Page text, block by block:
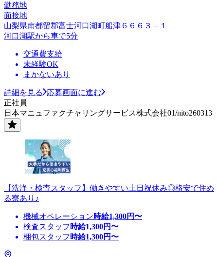
勤務地
面接地
山梨県南都留郡富士河口湖町船津６６６３－１
河口湖駅から車で5分
交通費支給
未経験OK
まかないあり
詳細を見る
応募画面に進む
正社員
日本マニュファクチャリングサービス株式会社01/nito260313
【洗浄・検査スタッフ】働きやすい土日祝休み◎格安で住め
る寮あり♪
機械オペレーション時給1,300円〜
検査スタッフ 時給1,300円〜
梱包スタッフ 時給1,300円〜